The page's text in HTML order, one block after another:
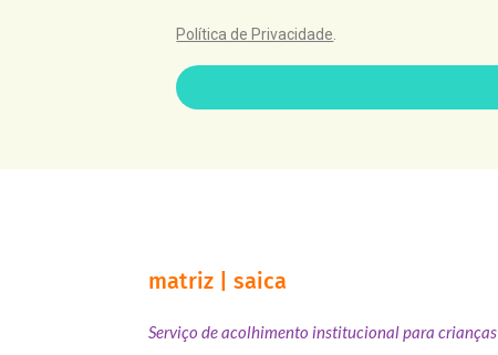
Política de Privacidade.
matriz | saica
Serviço de acolhimento institucional para crianças